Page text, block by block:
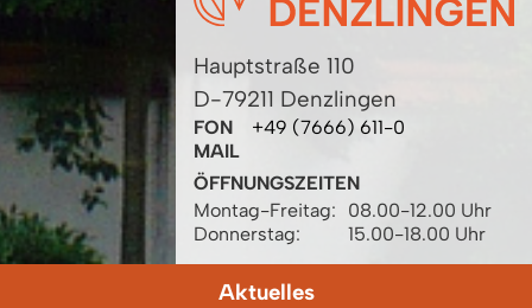
Hauptstraße 110
D-79211 Denzlingen
FON
+49 (7666) 611-0
MAIL
ÖFFNUNGSZEITEN
Montag-Freitag:
08.00-12.00 Uhr
Donnerstag:
15.00-18.00 Uhr
Aktuelles